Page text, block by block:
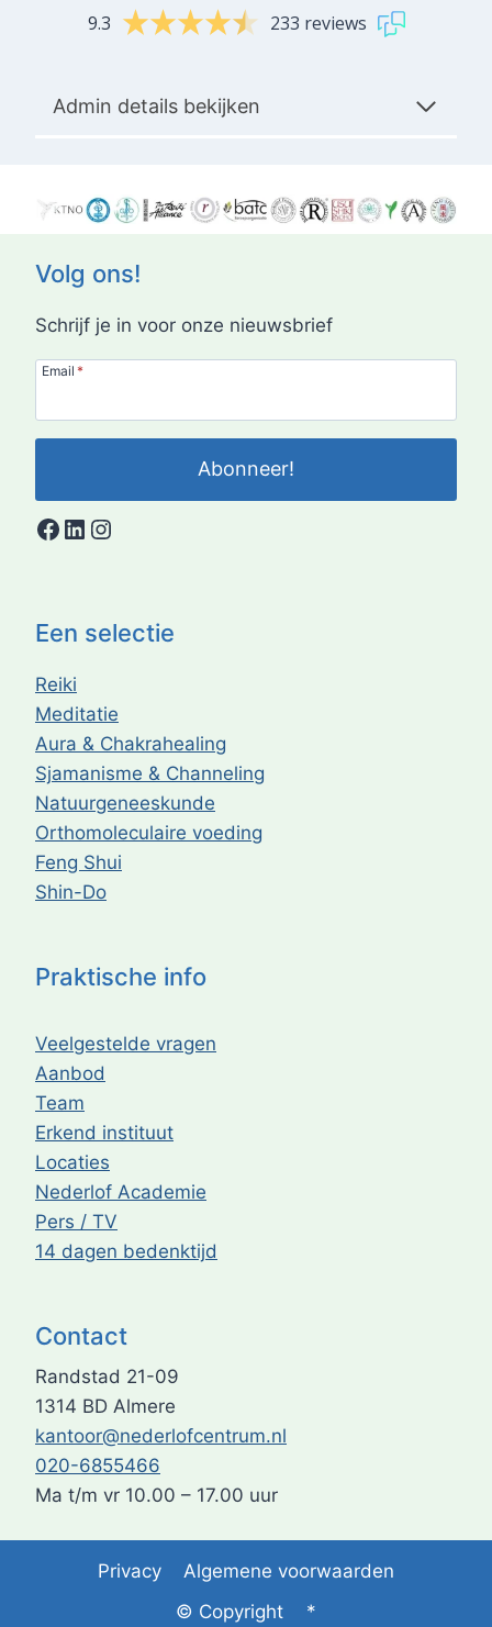
9.3 233 reviews
Admin details bekijken
Contact
Randstad 21-09
1314 BD Almere
kantoor@nederlofcentrum.nl
020-6855466
Ma t/m vr 10.00 – 17.00 uur
Praktische info
Veelgestelde vragen
Aanbod
Team
Erkend instituut
Locaties
Nederlof Academie
Pers / TV
14 dagen bedenktijd
Een selectie
Reiki
Meditatie
Aura & Chakrahealing
Sjamanisme & Channeling
Natuurgeneeskunde
Orthomoleculaire voeding
Feng Shui
Shin-Do
Volg ons!
Schrijf je in voor onze nieuwsbrief
Email *
Abonneer!
Facebook
LinkedIn
Instagram
Privacy
Algemene voorwaarden
© Copyright
*